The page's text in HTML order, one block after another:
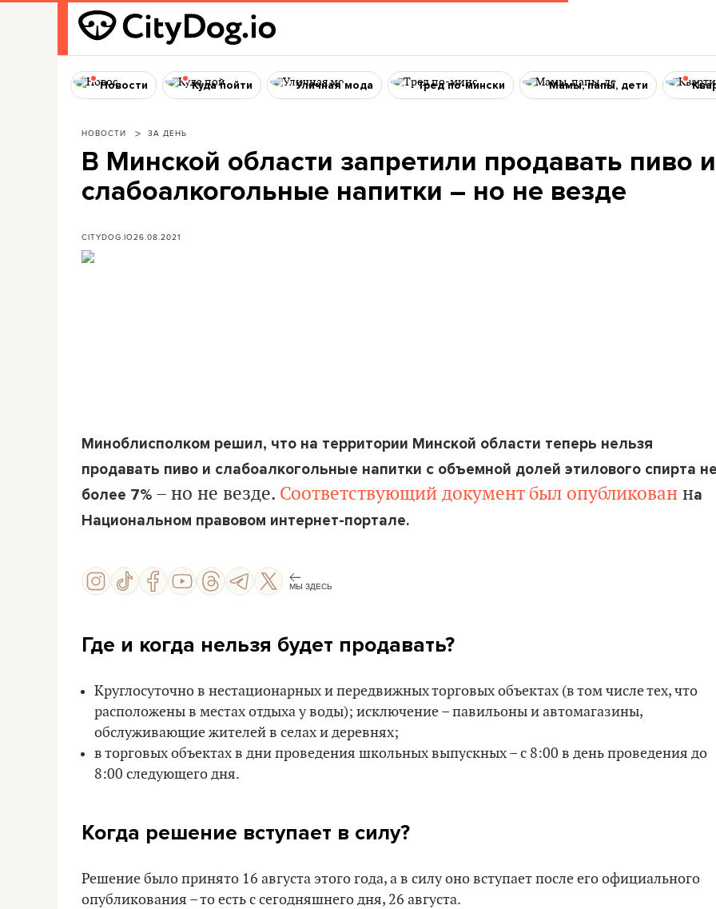
Новости Куда пойти Уличная мода Тред по-мински Мамы, папы, дети
НОВОСТИ ЗА ДЕНЬ
В Минской области запретили продавать пиво и
слабоалкогольные напитки – но не везде
CITYDOG.IO26.08.2021
Миноблисполком решил, что на территории Минской области теперь нельзя
продавать пиво и слабоалкогольные напитки с объемной долей этилового спирта
более 7% – но не везде. Соответствующий документ был опубликован на
Национальном правовом интернет-портале.
МЫ ЗДЕСЬ
Где и когда нельзя будет продавать?
Круглосуточно в нестационарных и передвижных торговых объектах (в том числе тех, что
расположены в местах отдыха у воды); исключение – павильоны и автомагазины,
обслуживающие жителей в селах и деревнях;
в торговых объектах в дни проведения школьных выпускных – с 8:00 в день проведения до
8:00 следующего дня.
Когда решение вступает в силу?
Решение было принято 16 августа этого года, а в силу оно вступает после его официального
опубликования – то есть с сегодняшнего дня, 26 августа.